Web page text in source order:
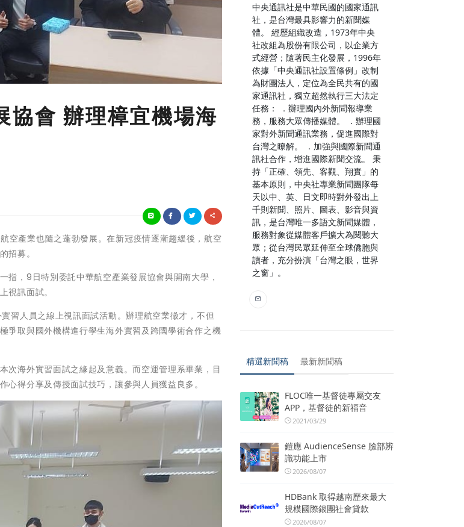
協會 辦理樟宜機場海
產業也隨之蓬勃發展。在新冠疫情逐漸趨緩後，航空
招募。
指，9日特別委託中華航空產業發展協會與開南大學，
視訊面試。
習人員之線上視訊面試活動。辦理航空業徵才，不但
爭取與國外機構進行學生海外實習及跨國學術合作之機
次海外實習面試之緣起及意義。而空運管理系畢業，目
得分享及傳授面試技巧，讓參與人員獲益良多。
中央通訊社是中華民國的國家通訊
社，是台灣最具影響力的新聞媒
體。 經歷組織改造，1973年中央
社改組為股份有限公司，以企業方
式經營；隨著民主化發展，1996年
依據「中央通訊社設置條例」改制
為財團法人，定位為全民共有的國
家通訊社，獨立超然執行三大法定
任務： ．辦理國內外新聞報導業
務，服務大眾傳播媒體。 ．辦理國
家對外新聞通訊業務，促進國際對
台灣之瞭解。 ．加強與國際新聞通
訊社合作，增進國際新聞交流。 秉
持「正確、領先、客觀、翔實」的
基本原則，中央社專業新聞團隊每
天以中、英、日文即時對外發出上
千則新聞、照片、圖表、影音與資
訊，是台灣唯一多語文新聞媒體，
服務對象從媒體客戶擴大為閱聽大
眾；從台灣民眾延伸至全球僑胞與
讀者，充分扮演「台灣之眼，世界
之窗」。
精選新聞稿 最新新聞稿
FLOC唯一基督徒專屬交友
APP，基督徒的新福音
2021/03/29
鎧應 AudienceSense 臉部辨
識功能上市
2026/08/07
HDBank 取得越南歷來最大
規模國際銀團社會貸款
2026/08/07